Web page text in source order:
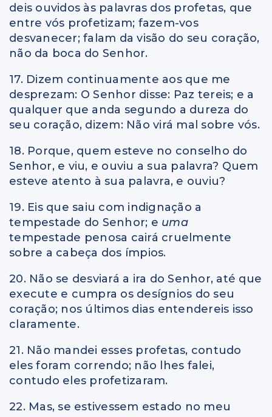
deis ouvidos às palavras dos profetas, que
entre vós profetizam; fazem-vos
desvanecer; falam da visão do seu coração,
não da boca do Senhor.
17. Dizem continuamente aos que me
desprezam: O Senhor disse: Paz tereis; e a
qualquer que anda segundo a dureza do
seu coração, dizem: Não virá mal sobre vós.
18. Porque, quem esteve no conselho do
Senhor, e viu, e ouviu a sua palavra? Quem
esteve atento à sua palavra, e ouviu?
19. Eis que saiu com indignação a
tempestade do Senhor; e uma
tempestade penosa cairá cruelmente
sobre a cabeça dos ímpios.
20. Não se desviará a ira do Senhor, até que
execute e cumpra os desígnios do seu
coração; nos últimos dias entendereis isso
claramente.
21. Não mandei esses profetas, contudo
eles foram correndo; não lhes falei,
contudo eles profetizaram.
22. Mas, se estivessem estado no meu